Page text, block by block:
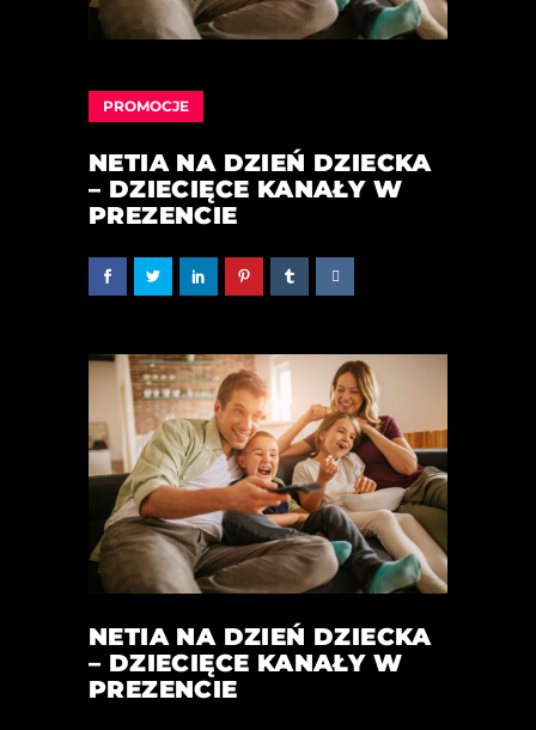
PROMOCJE
NETIA NA DZIEŃ DZIECKA
– DZIECIĘCE KANAŁY W
PREZENCIE
NETIA NA DZIEŃ DZIECKA
– DZIECIĘCE KANAŁY W
PREZENCIE